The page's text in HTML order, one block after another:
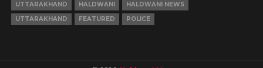
UTTARAKHAND
HALDWANI
HALDWANI NEWS
UTTARAKHAND
FEATURED POLICE